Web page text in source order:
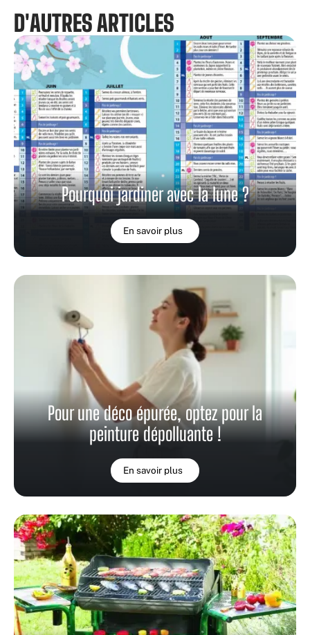
D'AUTRES ARTICLES
Pourquoi jardiner avec la lune ?
En savoir plus
Pour une déco épurée, optez pour la
peinture dépolluante !
En savoir plus